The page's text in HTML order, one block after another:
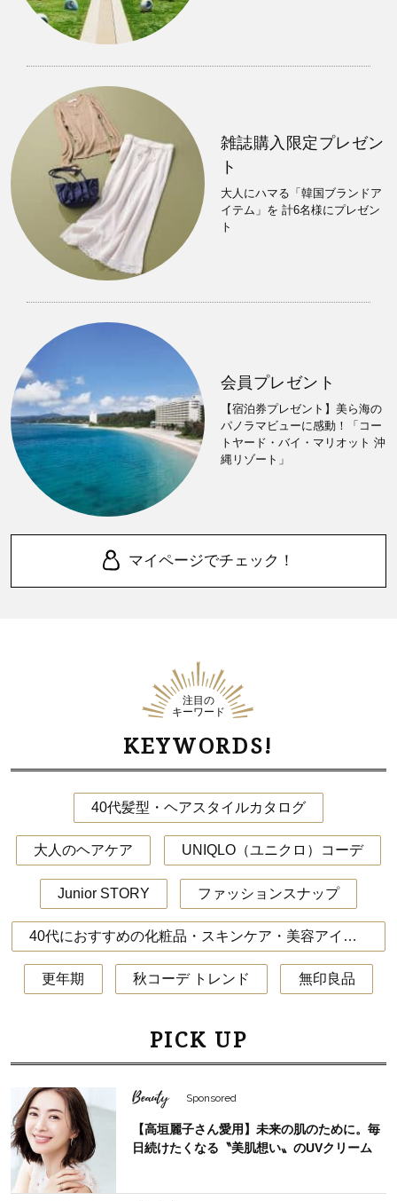
雑誌購入限定プレゼン
ト
大人にハマる「韓国ブランドア
イテム」を 計6名様にプレゼン
ト
会員プレゼント
【宿泊券プレゼント】美ら海の
パノラマビューに感動！「コー
トヤード・バイ・マリオット 沖
縄リゾート」
マイページでチェック！
注目の
キーワード
KEYWORDS!
40代髪型・ヘアスタイルカタログ
大人のヘアケア UNIQLO（ユニクロ）コーデ
Junior STORY ファッションスナップ
40代におすすめの化粧品・スキンケア・美容アイテム
更年期 秋コーデ トレンド 無印良品
PICK UP
Beauty Sponsored
【高垣麗子さん愛用】未来の肌のために。毎
日続けたくなる〝美肌想い〟のUVクリーム